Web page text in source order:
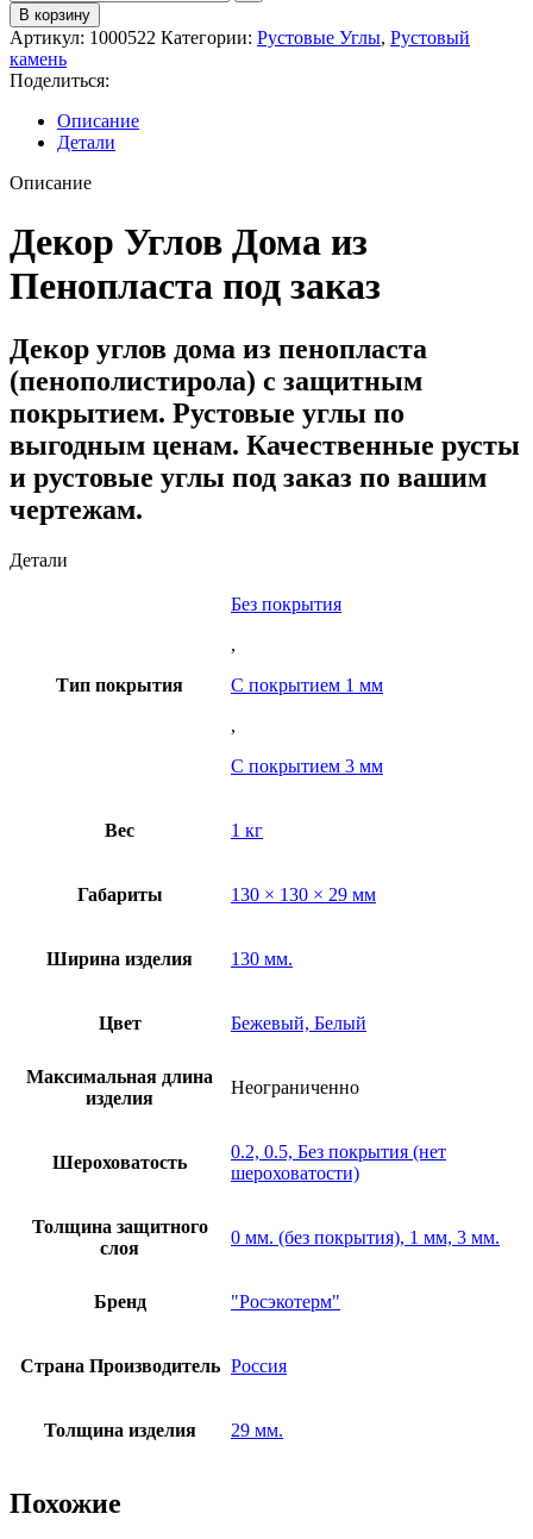
В корзину
Артикул: 1000522 Категории: Рустовые Углы, Рустовый
камень
Поделиться:
Описание
Детали
Описание
Декор Углов Дома из
Пенопласта под заказ
Декор углов дома из пенопласта
(пенополистирола) с защитным
покрытием. Рустовые углы по
выгодным ценам. Качественные русты
и рустовые углы под заказ по вашим
чертежам.
Детали
Тип покрытия
Без покрытия
,
С покрытием 1 мм
,
С покрытием 3 мм
Вес 1 кг
Габариты 130 × 130 × 29 мм
Ширина изделия 130 мм.
Цвет Бежевый, Белый
Максимальная длина
изделия
Неограниченно
Шероховатость
0.2, 0.5, Без покрытия (нет
шероховатости)
Толщина защитного
слоя
0 мм. (без покрытия), 1 мм, 3 мм.
Бренд "Росэкотерм"
Страна Производитель Россия
Толщина изделия 29 мм.
Похожие